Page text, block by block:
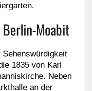
Moabit
Sehenswürdigkeit
1835 von Karl
Neben
an der